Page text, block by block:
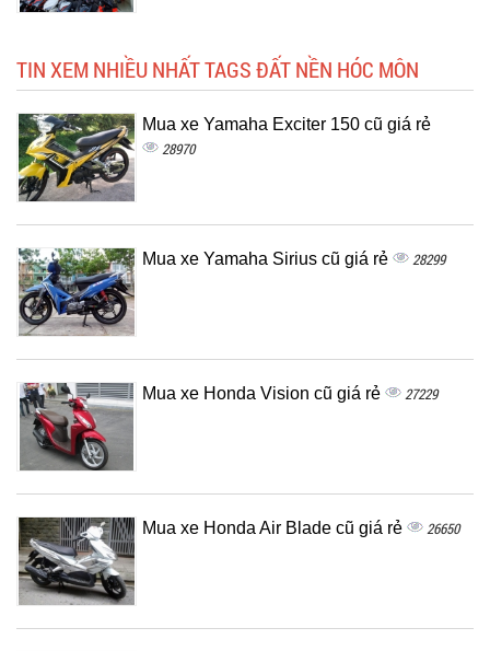
TIN XEM NHIỀU NHẤT TAGS ĐẤT NỀN HÓC MÔN
Mua xe Yamaha Exciter 150 cũ giá rẻ
28970
Mua xe Yamaha Sirius cũ giá rẻ 28299
Mua xe Honda Vision cũ giá rẻ 27229
Mua xe Honda Air Blade cũ giá rẻ 26650